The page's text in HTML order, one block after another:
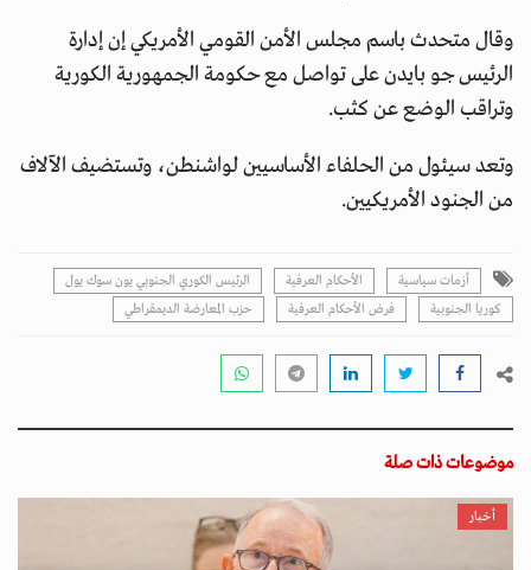
وقال متحدث باسم مجلس الأمن القومي الأمريكي إن إدارة
الرئيس جو بايدن على تواصل مع حكومة الجمهورية الكورية
وتراقب الوضع عن كثب.
وتعد سيئول من الحلفاء الأساسيين لواشنطن، وتستضيف الآلاف
من الجنود الأمريكيين.
أزمات سياسية الأحكام العرفية
الرئيس الكوري الجنوبي يون سوك يول
كوريا الجنوبية
فرض الأحكام العرفية حزب المعارضة الديمقراطي
موضوعات ذات صلة
أخبار